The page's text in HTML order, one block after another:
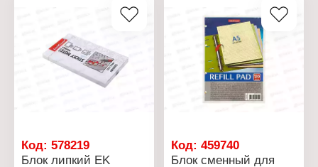
Серия: "Big City Cats"
Тип товара: Блок для
Особенность: с клеевым
краем
Дизайн: 2 дизайна в
ассортименте
Размер: 75х75 мм
Упаковка:
полиэтиленовая пленка
Основа клея: вода
Размер: 75х75 мм
Количество листов: 50 л
Форма: квадратный
Плотность: 75 г/м2
Код: 578219
Блок липкий EK
Код:459740
Блок сменный для